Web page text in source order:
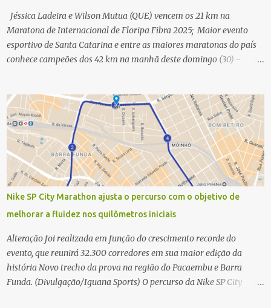
Jéssica Ladeira e Wilson Mutua (QUE) vencem os 21 km na
Maratona de Internacional de Floripa Fibra 2025; Maior evento
esportivo de Santa Catarina e entre as maiores maratonas do país
conhece campeões dos 42 km na manhã deste domingo (30) -
Floripa Fibra 2025. Na manhã deste sábado (30) foram conhecidos
os campeões dos 21 km do maior evento esportivo de Santa
Catarina. A mineira Jessica Ladeira e o queniano Wilson Mutua
foram os vencedores da meia maratona, ambos com a quebra de
recorde da prova. Neste domingo (31) será a vez da prova principal,
os 42,195 km da maratona, além da corrida de 5 KM. As largadas,
na Avenida Beira-Mar Norte, em Florianópolis, na altura do
Trapiche, começam às 5h10. Entre as maiores maratonas
brasileiras deste ano, a Maratona Internacional de Floripa Fibra
2025 reúne um total de 19.230 atletas. Além da meia marat...
Nike SP City Marathon ajusta o percurso com o objetivo de
melhorar a fluidez nos quilômetros iniciais
Alteração foi realizada em função do crescimento recorde do
evento, que reunirá 32.300 corredores em sua maior edição da
história Novo trecho da prova na região do Pacaembu e Barra
Funda. (Divulgação/Iguana Sports) O percurso da Nike SP City